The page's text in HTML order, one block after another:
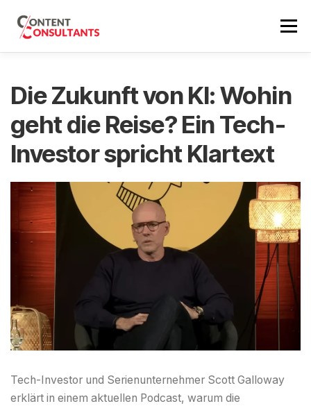
Inhalt
springen
Menü
ÜBER MICH SEO NEWS ERSTGESPRÄCH
EN
Die Zukunft von KI: Wohin
geht die Reise? Ein Tech-
Investor spricht Klartext
Tech-Investor und Serienunternehmer Scott Galloway
erklärt in einem aktuellen Podcast, warum die